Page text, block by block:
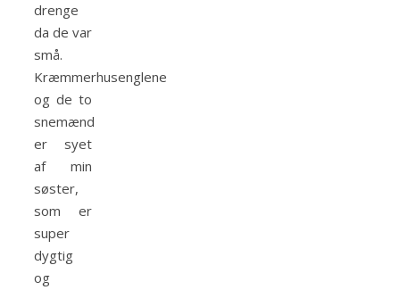
drenge
da de var
små.
Kræmmerhusenglene
og de to
snemænd
er syet
af min
søster,
som er
super
dygtig
og